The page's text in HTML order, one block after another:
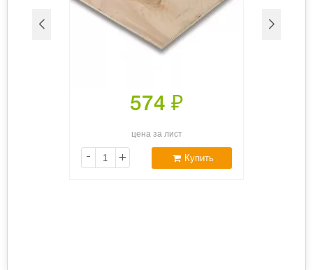
574 ₽
цена за лист
- + Купить